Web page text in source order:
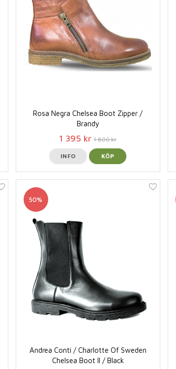
Rosa Negra Chelsea Boot Zipper /
Brandy
1 395 kr 1 800 kr
INFO KÖP
50%
Andrea Conti / Charlotte Of Sweden
Chelsea Boot ll / Black